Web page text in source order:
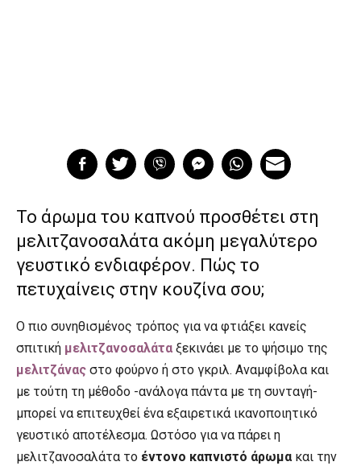
Το άρωμα του καπνού προσθέτει στη
μελιτζανοσαλάτα ακόμη μεγαλύτερο
γευστικό ενδιαφέρον. Πώς το
πετυχαίνεις στην κουζίνα σου;
Ο πιο συνηθισμένος τρόπος για να φτιάξει κανείς
σπιτική μελιτζανοσαλάτα ξεκινάει με το ψήσιμο της
μελιτζάνας στο φούρνο ή στο γκριλ. Αναμφίβολα και
με τούτη τη μέθοδο -ανάλογα πάντα με τη συνταγή-
μπορεί να επιτευχθεί ένα εξαιρετικά ικανοποιητικό
γευστικό αποτέλεσμα. Ωστόσο για να πάρει η
μελιτζανοσαλάτα το έντονο καπνιστό άρωμακαι την